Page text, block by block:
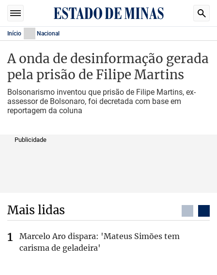
Início Nacional
A onda de desinformação gerada
pela prisão de Filipe Martins
Bolsonarismo inventou que prisão de Filipe Martins, ex-
assessor de Bolsonaro, foi decretada com base em
reportagem da coluna
Publicidade
Mais lidas
Marcelo Aro dispara: 'Mateus Simões tem
carisma de geladeira'